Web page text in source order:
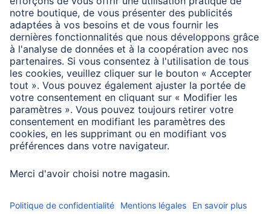
Dimensions
Dimensions hors tout L x
H x P
41 x 2 x 30 cm
Dimensions intérieures L x
P x H
40 x 2 x 29 cm
Poids 225 g